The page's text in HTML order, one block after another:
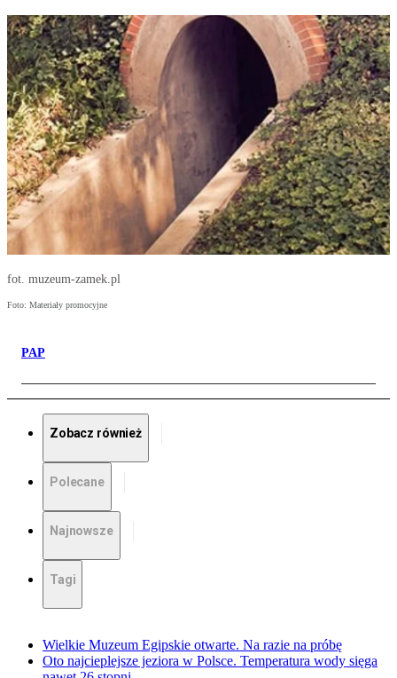
fot. muzeum-zamek.pl
Foto: Materiały promocyjne
PAP
Zobacz również
Polecane
Najnowsze
Tagi
Wielkie Muzeum Egipskie otwarte. Na razie na próbę
Oto najcieplejsze jeziora w Polsce. Temperatura wody sięga